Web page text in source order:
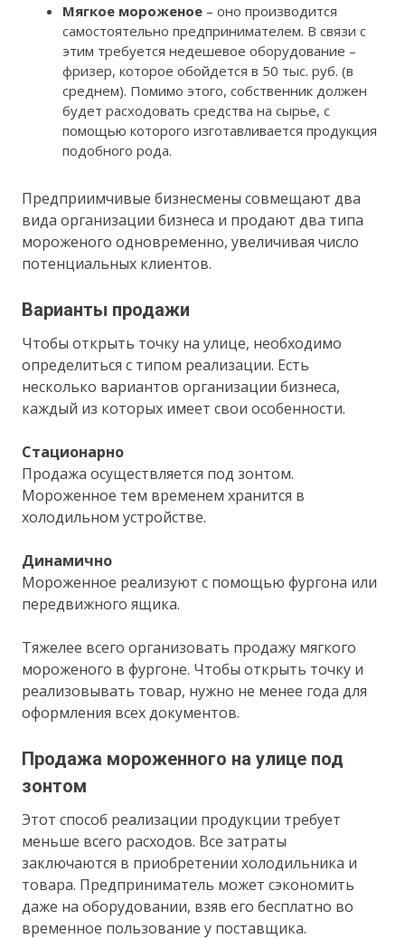
Мягкое мороженое – оно производится
самостоятельно предпринимателем. В связи с
этим требуется недешевое оборудование –
фризер, которое обойдется в 50 тыс. руб. (в
среднем). Помимо этого, собственник должен
будет расходовать средства на сырье, с
помощью которого изготавливается продукция
подобного рода.
Предприимчивые бизнесмены совмещают два
вида организации бизнеса и продают два типа
мороженого одновременно, увеличивая число
потенциальных клиентов.
Варианты продажи
Чтобы открыть точку на улице, необходимо
определиться с типом реализации. Есть
несколько вариантов организации бизнеса,
каждый из которых имеет свои особенности.
Стационарно
Продажа осуществляется под зонтом.
Мороженное тем временем хранится в
холодильном устройстве.
Динамично
Мороженное реализуют с помощью фургона или
передвижного ящика.
Тяжелее всего организовать продажу мягкого
мороженого в фургоне. Чтобы открыть точку и
реализовывать товар, нужно не менее года для
оформления всех документов.
Продажа мороженного на улице под
зонтом
Этот способ реализации продукции требует
меньше всего расходов. Все затраты
заключаются в приобретении холодильника и
товара. Предприниматель может сэкономить
даже на оборудовании, взяв его бесплатно во
временное пользование у поставщика.